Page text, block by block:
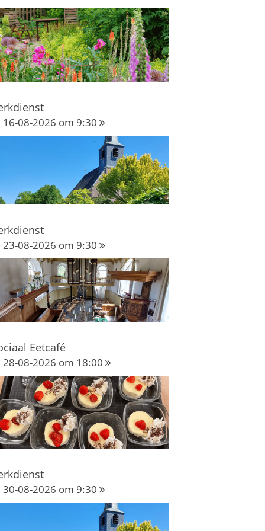
16-08-2026 om 9:30
23-08-2026 om 9:30
Eetcafé
28-08-2026 om 18:00
30-08-2026 om 9:30